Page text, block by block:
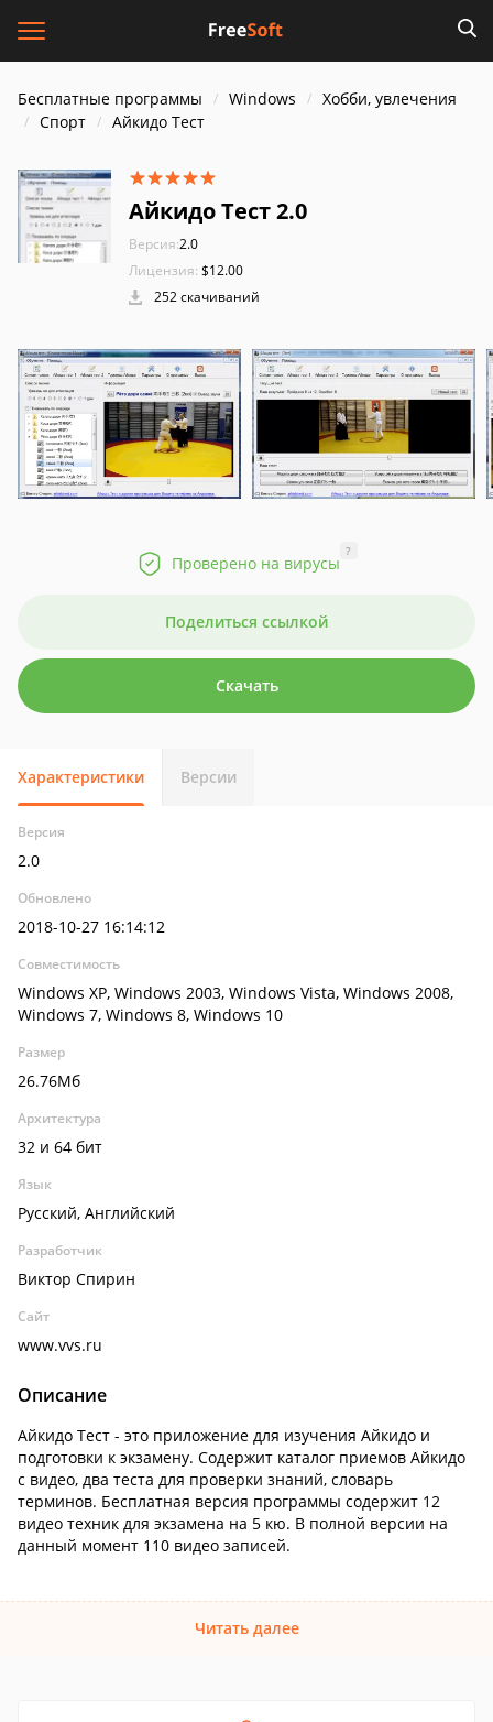
Бесплатные программы Windows
Хобби, увлечения
Спорт
Айкидо Тест
Айкидо Тест 2.0
Версия:2.0
Лицензия: $12.00
252 скачиваний
Проверено на вирусы
?
Поделиться ссылкой
Скачать
Характеристики Версии
Версия
2.0
Обновлено
2018-10-27 16:14:12
Совместимость
Windows XP, Windows 2003, Windows Vista, Windows 2008,
Windows 7, Windows 8, Windows 10
Размер
26.76Мб
Архитектура
32 и 64 бит
Язык
Русский, Английский
Разработчик
Виктор Спирин
Сайт
www.vvs.ru
Описание
Айкидо Тест - это приложение для изучения Айкидо и
подготовки к экзамену. Содержит каталог приемов Айкидо
с видео, два теста для проверки знаний, словарь
терминов. Бесплатная версия программы содержит 12
видео техник для экзамена на 5 кю. В полной версии на
данный момент 110 видео записей.
Читать далее